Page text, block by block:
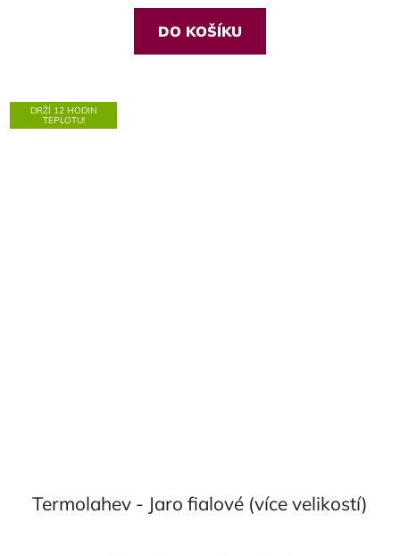
DO KOŠÍKU
DRŽÍ 12 HODIN
TEPLOTU!
Termolahev - Jaro fialové (více velikostí)